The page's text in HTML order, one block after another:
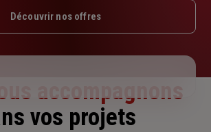
/ 14h – 17h30
Découvrir nos offres
accompagnons
vos projets